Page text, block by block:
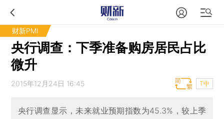
财新PMI
央行调查：下季准备购房居民占比
微升
2015年12月24日 16:45 T中
央行调查显示，未来就业预期指数为45.3%，较上季